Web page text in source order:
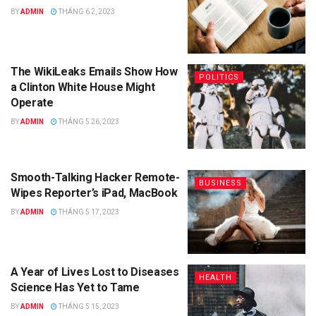
BYADMIN THÁNG 6 2, 2023
POLITICS
The WikiLeaks Emails Show How
a Clinton White House Might
Operate
BYADMIN THÁNG 5 26, 2023
BUSINESS
Smooth-Talking Hacker Remote-
Wipes Reporter’s iPad, MacBook
BYADMIN THÁNG 5 17, 2023
HEALTH
A Year of Lives Lost to Diseases
Science Has Yet to Tame
BYADMIN THÁNG 5 15, 2023